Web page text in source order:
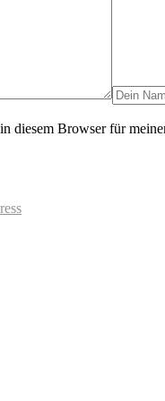
diesem Browser für